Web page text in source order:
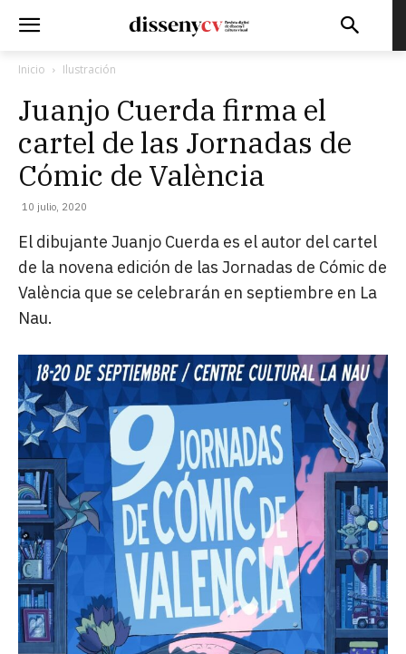
Inicio Ilustración
Juanjo Cuerda firma el
cartel de las Jornadas de
Cómic de València
10 julio, 2020
El dibujante Juanjo Cuerda es el autor del cartel
de la novena edición de las Jornadas de Cómic de
València que se celebrarán en septiembre en La
Nau.